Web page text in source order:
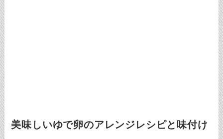
美味しいゆで卵のアレンジレシピと味付け